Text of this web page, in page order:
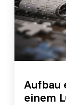
Aufbau
einem